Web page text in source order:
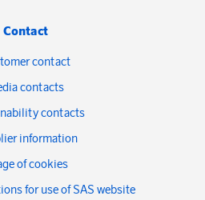
Contact
contact
contacts
contacts
information
of cookies
for use of SAS website